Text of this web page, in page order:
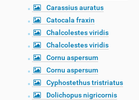
Carassius auratus
Catocala fraxin
Chalcolestes viridis
Chalcolestes viridis
Cornu aspersum
Cornu aspersum
Cyphostethus tristriatus
Dolichopus nigricornis